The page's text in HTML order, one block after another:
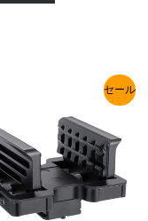
セール
格
は
$59.99
で
し
た。
は
$39.99
で
す。